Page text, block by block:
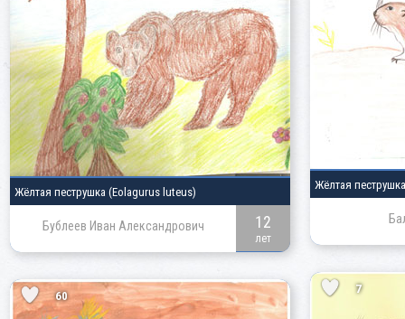
Жёлтая
Жёлтая пеструшка (Eolagurus luteus)
Бублеев Иван Александрович 12
лет
7
60